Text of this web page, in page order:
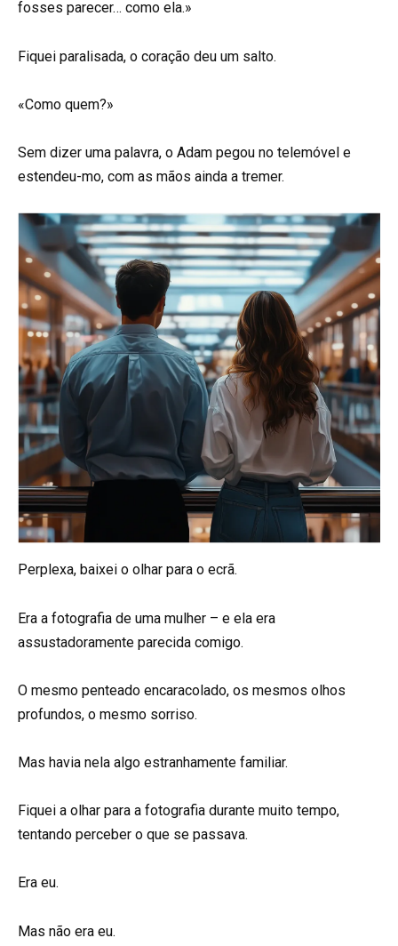
fosses parecer… como ela.»
Fiquei paralisada, o coração deu um salto.
«Como quem?»
Sem dizer uma palavra, o Adam pegou no telemóvel e
estendeu-mo, com as mãos ainda a tremer.
Perplexa, baixei o olhar para o ecrã.
Era a fotografia de uma mulher – e ela era
assustadoramente parecida comigo.
O mesmo penteado encaracolado, os mesmos olhos
profundos, o mesmo sorriso.
Mas havia nela algo estranhamente familiar.
Fiquei a olhar para a fotografia durante muito tempo,
tentando perceber o que se passava.
Era eu.
Mas não era eu.